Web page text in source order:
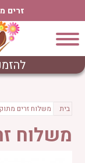
זרים
בית משלוח זרים
משלוח